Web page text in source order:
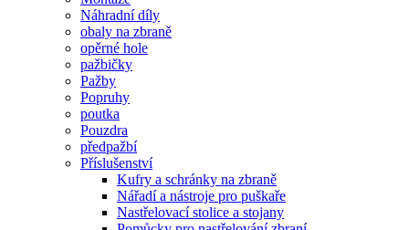
Náhradní díly
obaly na zbraně
opěrné hole
pažbičky
Pažby
Popruhy
poutka
Pouzdra
předpažbí
Příslušenství
Kufry a schránky na zbraně
Nářadí a nástroje pro puškaře
Nastřelovací stolice a stojany